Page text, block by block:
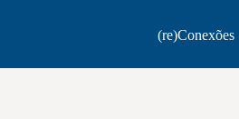
(re)Conexões